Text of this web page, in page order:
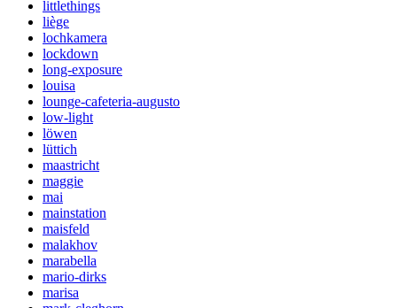
littlethings
liège
lochkamera
lockdown
long-exposure
louisa
lounge-cafeteria-augusto
low-light
löwen
lüttich
maastricht
maggie
mai
mainstation
maisfeld
malakhov
marabella
mario-dirks
marisa